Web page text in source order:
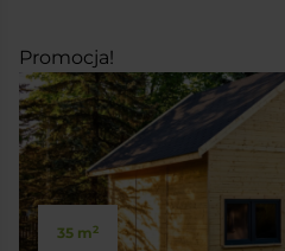
Promocja!
35 m2